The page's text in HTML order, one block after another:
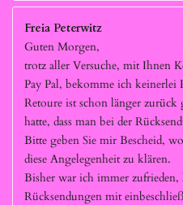
Freia Peterwitz
Guten Morgen,
trotz aller Versuche, mit Ihnen
Pay Pal, bekomme ich
Retoure ist schon länger
hatte, dass man bei der
Bitte geben Sie mir Bescheid,
diese Angelegenheit zu klären.
Bisher war ich immer zufrieden,
Rücksendungen mit